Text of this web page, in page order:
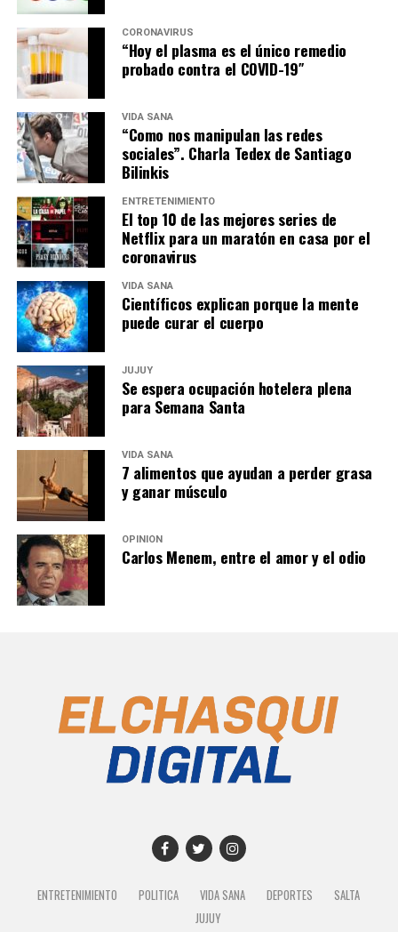
CORONAVIRUS
“Hoy el plasma es el único remedio
probado contra el COVID-19″
VIDA SANA
“Como nos manipulan las redes
sociales”. Charla Tedex de Santiago
Bilinkis
ENTRETENIMIENTO
El top 10 de las mejores series de
Netflix para un maratón en casa por el
coronavirus
VIDA SANA
Científicos explican porque la mente
puede curar el cuerpo
JUJUY
Se espera ocupación hotelera plena
para Semana Santa
VIDA SANA
7 alimentos que ayudan a perder grasa
y ganar músculo
OPINIÓN
Carlos Menem, entre el amor y el odio
ENTRETENIMIENTO POLITICA VIDA SANA DEPORTES
SALTA
JUJUY